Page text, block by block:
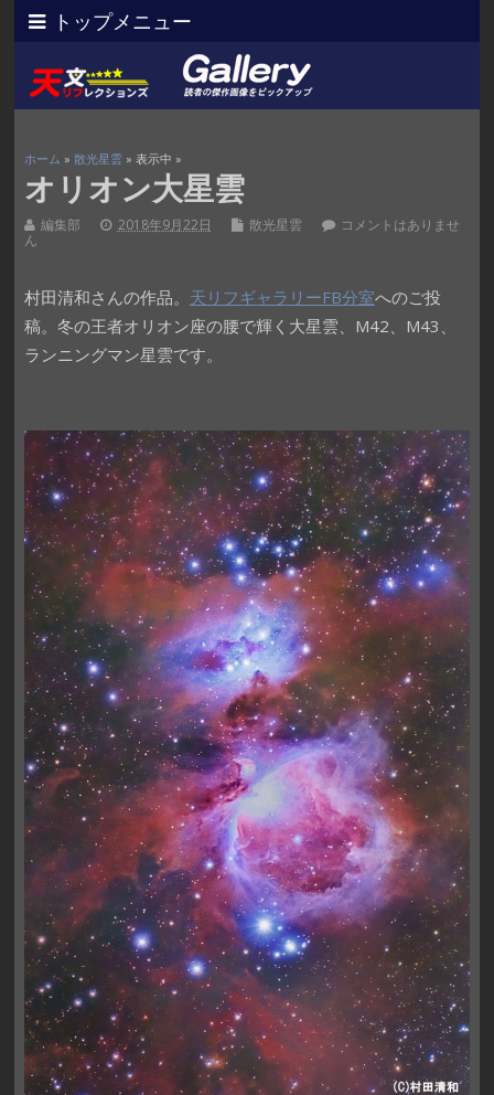
トップメニュー
ホーム » 散光星雲» 表示中 »
オリオン大星雲
編集部 2018年9月22日 散光星雲
コメントはありませ
ん
村田清和さんの作品。 天リフギャラリーFB分室へのご投
稿。冬の王者オリオン座の腰で輝く大星雲、M42、M43、
ランニングマン星雲です。